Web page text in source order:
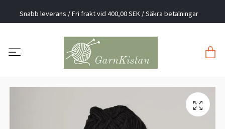
Snabb leverans / Fri frakt vid 400,00 SEK / Säkra betalningar